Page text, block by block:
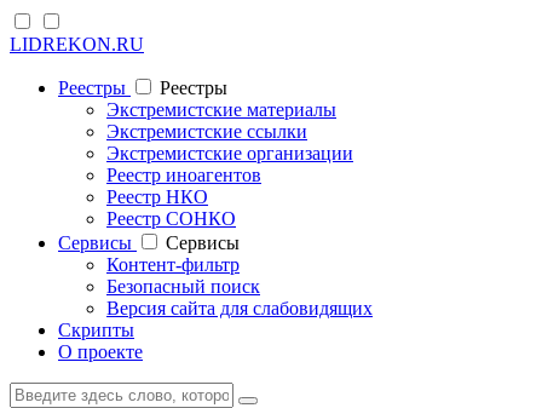
LIDREKON.RU
Реестры
Реестры
Экстремистские материалы
Экстремистские ссылки
Экстремистские организации
Реестр иноагентов
Реестр НКО
Реестр СОНКО
Cервисы
Cервисы
Контент-фильтр
Безопасный поиск
Версия сайта для слабовидящих
Скрипты
О проекте